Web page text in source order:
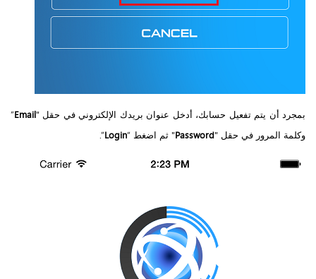
بمجرد أن يتم تفعيل حسابك، أدخل عنوان بريدك الإلكتروني في حقل "Email
”
وكلمة المرور في حقل "Password" ثم اضغط “Login
”.